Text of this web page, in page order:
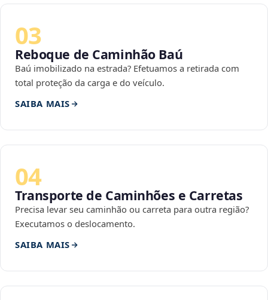
03
Reboque de Caminhão Baú
Baú imobilizado na estrada? Efetuamos a retirada com
total proteção da carga e do veículo.
SAIBA MAIS
04
Transporte de Caminhões e Carretas
Precisa levar seu caminhão ou carreta para outra região?
Executamos o deslocamento.
SAIBA MAIS